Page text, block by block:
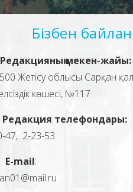
Бізбен
Редакцияның мекен-жайы:
Жетісу облысы Сарқан
көшесі, №117
Редакция телефондары:
47, 2-23-53
E-mail: